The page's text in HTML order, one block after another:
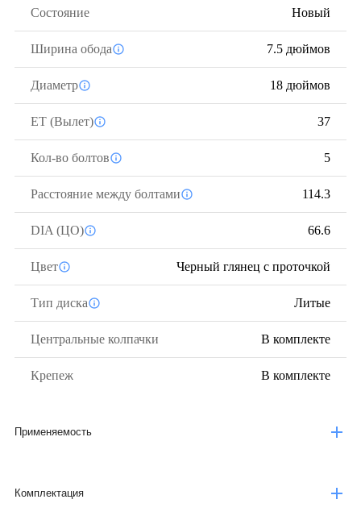
Состояние Новый
Ширина обода 7.5 дюймов
Диаметр 18 дюймов
ЕТ (Вылет) 37
Кол-во болтов 5
Расстояние между болтами 114.3
DIA (ЦО) 66.6
Цвет Черный глянец с проточкой
Тип диска Литые
Центральные колпачки В комплекте
Крепеж В комплекте
Применяемость
Комплектация